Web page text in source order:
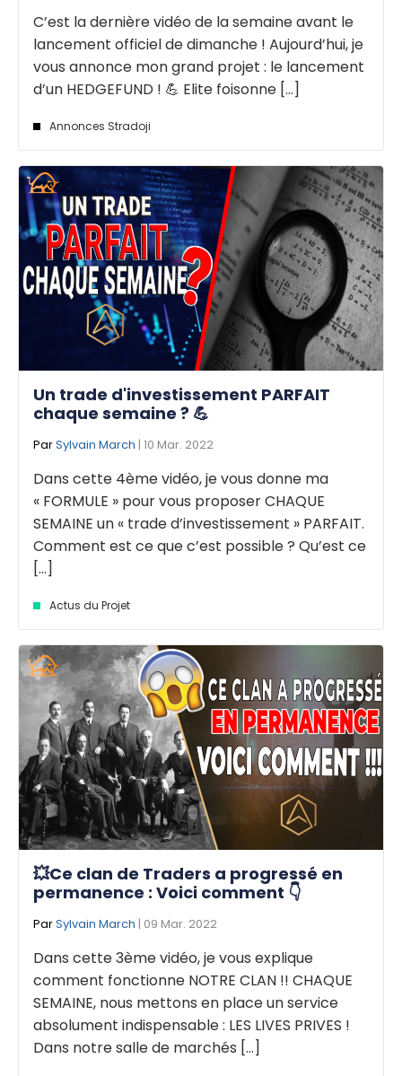
C’est la dernière vidéo de la semaine avant le
lancement officiel de dimanche ! Aujourd’hui, je
vous annonce mon grand projet : le lancement
d’un HEDGEFUND ! 💪 Elite foisonne [...]
Annonces Stradoji
Un trade d'investissement PARFAIT
chaque semaine ? 💪
ParSylvain March | 10 Mar. 2022
Dans cette 4ème vidéo, je vous donne ma
« FORMULE » pour vous proposer CHAQUE
SEMAINE un « trade d’investissement » PARFAIT.
Comment est ce que c’est possible ? Qu’est ce
[...]
Actus du Projet
💥Ce clan de Traders a progressé en
permanence : Voici comment 👇
ParSylvain March | 09 Mar. 2022
Dans cette 3ème vidéo, je vous explique
comment fonctionne NOTRE CLAN !! CHAQUE
SEMAINE, nous mettons en place un service
absolument indispensable : LES LIVES PRIVES !
Dans notre salle de marchés [...]